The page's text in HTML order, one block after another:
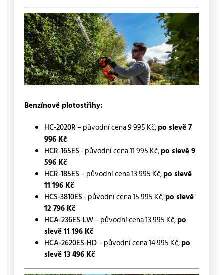
Benzínové plotostřihy:
HC-2020R– původní cena 9 995 Kč,po slevě 7
996 Kč
HCR-165ES- původní cena 11 995 Kč,po slevě 9
596 Kč
HCR-185ES– původní cena 13 995 Kč,po slevě
11 196 Kč
HCS-3810ES- původní cena 15 995 Kč,po slevě
12 796 Kč
HCA-236ES-LW– původní cena 13 995 Kč,po
slevě 11 196 Kč
HCA-2620ES-HD– původní cena 14 995 Kč,po
slevě 13 496 Kč